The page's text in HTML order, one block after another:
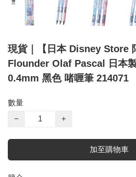
現貨｜【日本 Disney Store
Flounder Olaf Pascal 日本
0.4mm 黑色 啫喱筆 214071
數量
−
+
加至購物車